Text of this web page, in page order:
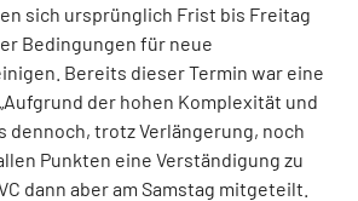
sich ursprünglich Frist bis Freitag
Bedingungen für neue
Bereits dieser Termin war eine
der hohen Komplexität und
dennoch, trotz Verlängerung, noch
Punkten eine Verständigung zu
dann aber am Samstag mitgeteilt.